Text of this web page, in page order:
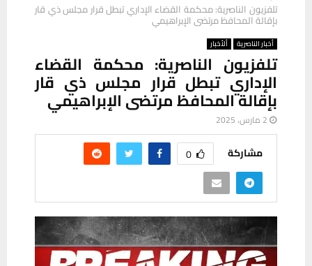
تلفزيون الناصرية: محكمة القضاء الإداري تبطل قرار مجلس ذي قار
بإقالة المحافظ مرتضى الإبراهيمي
أخبار الناصرية ألأخبار
تلفزيون الناصرية: محكمة القضاء
الإداري تبطل قرار مجلس ذي قار
بإقالة المحافظ مرتضى الإبراهيمي
2 مارس، 2025
مشاركة 0